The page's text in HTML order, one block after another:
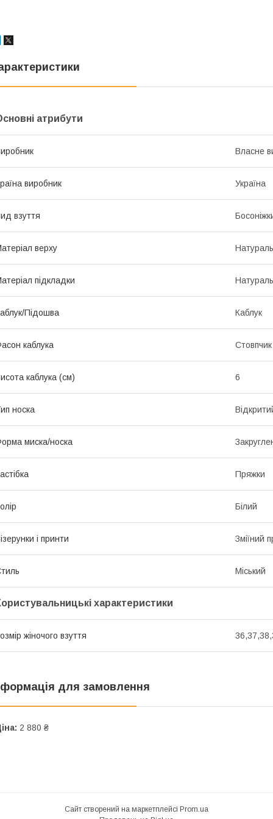
атрибути
Власне
виробник Україна
взуття
верху
підкладки
Підошва Каблук
каблука Стовпчик
каблука (см) 6
носка
миска/носка
Пряжки
Білий
і принти Зміїний
Міський
характеристики
жіночого взуття
для замовлення
2 880 ₴
Сайт створений на маркетплейсі Prom.ua